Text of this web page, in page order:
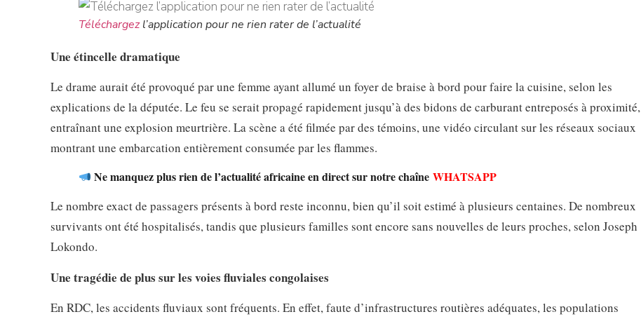
Téléchargezl’application pour ne rien rater de l’actualité
Une étincelle dramatique
Le drame aurait été provoqué par une femme ayant allumé un foyer de braise à bord pour faire la cuisine, selon les
explications de la députée. Le feu se serait propagé rapidement jusqu’à des bidons de carburant entreposés à proximité,
entraînant une explosion meurtrière. La scène a été filmée par des témoins, une vidéo circulant sur les réseaux sociaux
montrant une embarcation entièrement consumée par les flammes.
Ne manquez plus rien de l’actualité africaine en direct sur notre chaîneWHATSAPP
Le nombre exact de passagers présents à bord reste inconnu, bien qu’il soit estimé à plusieurs centaines. De nombreux
survivants ont été hospitalisés, tandis que plusieurs familles sont encore sans nouvelles de leurs proches, selon Joseph
Lokondo.
Une tragédie de plus sur les voies fluviales congolaises
En RDC, les accidents fluviaux sont fréquents. En effet, faute d’infrastructures routières adéquates, les populations